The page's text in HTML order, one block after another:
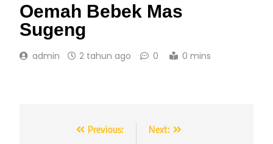
Oemah Bebek Mas
Sugeng
admin 2 tahun ago 0 0 mins
Navigasi Previous:
Next: